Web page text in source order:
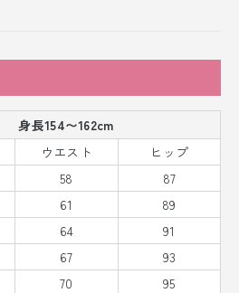
身長154〜162cm
ウエスト
ヒップ
58
87
61
89
64
91
67
93
70
95